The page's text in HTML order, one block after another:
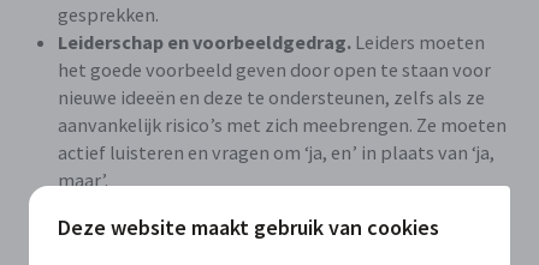
Deze website maakt gebruik van cookies
gesprekken.
Leiderschap en voorbeeldgedrag. Leiders moeten
het goede voorbeeld geven door open te staan voor
nieuwe ideeën en deze te ondersteunen, zelfs als ze
aanvankelijk risico’s met zich meebrengen. Ze moeten
actief luisteren en vragen om ‘ja, en’ in plaats van ‘ja,
maar’.
gebruik van constructieve taal aan. In plaats van ‘ja,